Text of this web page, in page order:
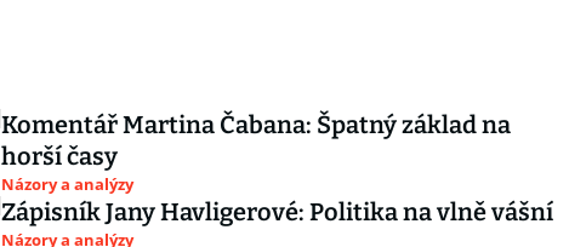
Komentář Martina Čabana: Špatný základ na
horší časy
Názory a analýzy
Zápisník Jany Havligerové: Politika na vlně vášní
Názory a analýzy